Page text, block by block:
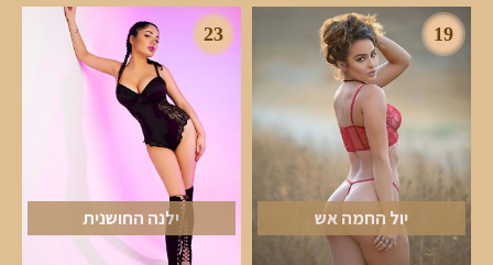
19
יול החמה אש
23
ילנה החושנית